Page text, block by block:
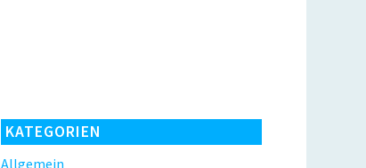
KATEGORIEN
Allgemein